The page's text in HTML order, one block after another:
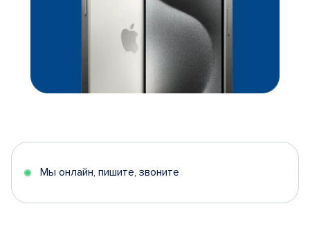
Мы онлайн, пишите, звоните